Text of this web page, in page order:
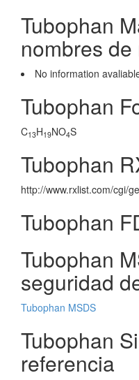
Tubophan
nombres
No information
Tubophan
C13H19NO4S
Tubophan
http://www.rxlist.com/cgi/
Tubophan
Tubophan
seguridad
Tubophan MSDS
Tubophan
referencia